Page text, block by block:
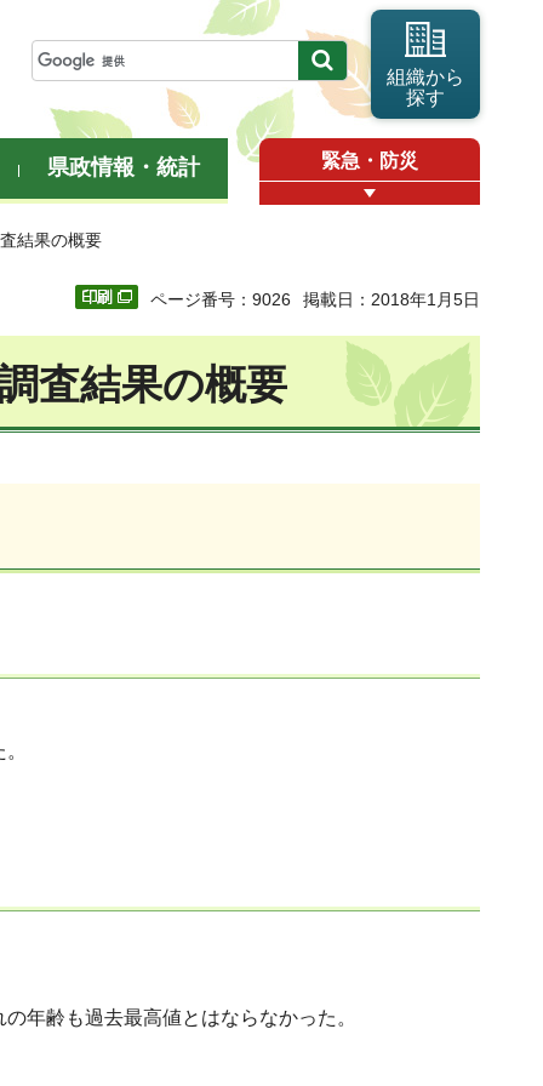
組織から
探す
県政情報・統計 緊急・防災
結果の概要
ページ番号：9026 掲載日：2018年1月5日
査結果の概要
年齢も過去最高値とはならなかった。